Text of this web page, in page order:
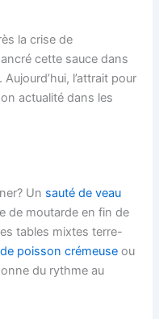
la crise de
cette sauce dans
l’attrait pour
actualité dans les
Un sauté de veau
de moutarde en fin de
tables mixtes terre-
poisson crémeuse ou
du rythme au